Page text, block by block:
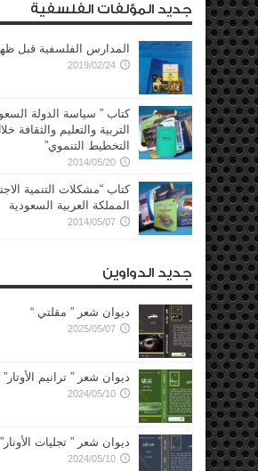
جديد المؤلفات الفلسفية
المدارس الفلسفية قبل
2019/02/24
كتاب ” سياسة الدولة
التربية والتعليم والثقافة
التخطيط التنموي”
2014/05/20
كتاب “مشكلات التنمية
المملكة العربية السعودية
2014/05/07
جديد الدواوين
ديوان شعر ” مقلتي “
2025/05/07
ديوان شعر ” ترانيم الأوتار” 2024
2024/05/10
ديوان شعر ” تجليات الأوتار” 1445-2024
2024/05/10